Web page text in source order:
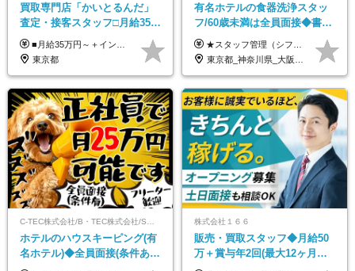
買取専⾨店「かいとるんだ」
査定・接客スタッフ□⽉給35万
円以上＋毎⽉インセン□年休
120日以上□土日休み
■月給35万円～＋インセンティブ＋各種手当 ※固定残業代（月45時間分87,600円～）を含む。超過した場合は別途残業代を支給いたします ※経験・年齢などを考慮の上、決定します ※試用期間3ヶ月あり（待遇に変動なし）
東京都
有名ホテルの食器洗浄スタッ
フ/60歳未満は全員面接◆書類
選考なし◆ブランクOK◆月25
万～ ◆40～50代活躍
★スタッフ管理（シフト調整など）の経験があれば【月給28万円以上】 ★賞与支給実績：基本給の2ヶ月分～3ヶ月分 ＝＝ライフスタイルに合わせて働き方を選べます＝＝ ■正社員 ＜未経験者＞月給25万円～35万円＋賞与年2回 ＜経験者＞月給28万円～35万円＋賞与年2回 ※経験やスキルに応じて決定します ※残業代全額支給 ※試用期間（3ヶ月間）中の雇用形態や待遇に差異はありません ※正社員の場合、転勤の可能性あり ■契約社員 月給22万円～＋残業代全額支給 ※契約社員の場合、賞与の支給および転勤の可能性はありません ※勤務時間や勤務日数の希望があればご相談に応じます ※試用期間なし ※契約の更新 有(勤務状況により判断する) 更新上限 有(通算契約期間の上限 1年/更新回数の上限 なし)
東京都_神奈川県_大阪府_愛知県_北海道_京都府_福岡県_沖縄県
ホテルのハウスキーピング(有
名ホテル)◆全員面接(条件あ
り)◆未経験OK◆リゾート地
株式会社１６６
販売・買取スタッフ◆月給50
万＋賞与年2回(最大12ヶ月分
支給)◆前職給与保証◆年収